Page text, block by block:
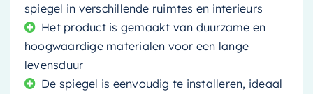
spiegel in verschillende ruimtes en interieurs
Het product is gemaakt van duurzame en
hoogwaardige materialen voor een lange
levensduur
De spiegel is eenvoudig te installeren, ideaal